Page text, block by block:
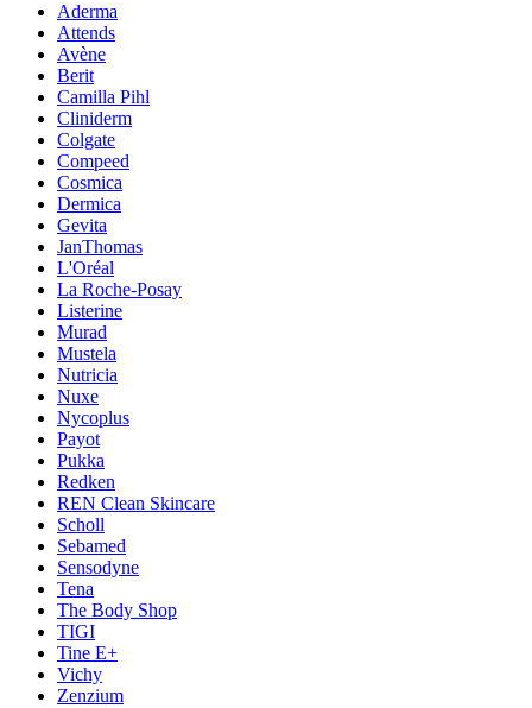
Aderma
Attends
Avène
Berit
Camilla Pihl
Cliniderm
Colgate
Compeed
Cosmica
Dermica
Gevita
JanThomas
L'Oréal
La Roche-Posay
Listerine
Murad
Mustela
Nutricia
Nuxe
Nycoplus
Payot
Pukka
Redken
REN Clean Skincare
Scholl
Sebamed
Sensodyne
Tena
The Body Shop
TIGI
Tine E+
Vichy
Zenzium